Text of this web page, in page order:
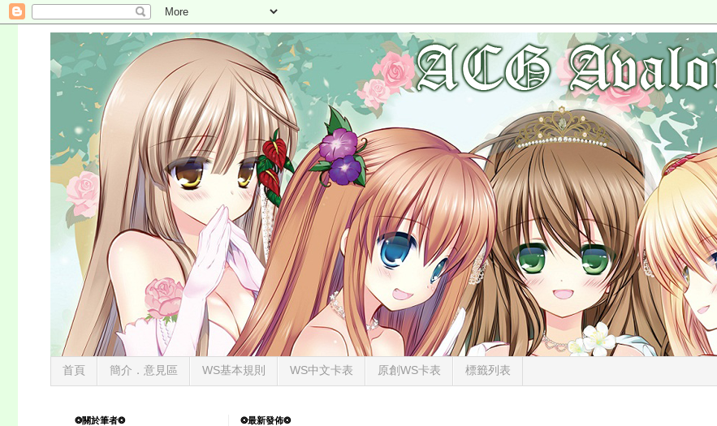
首頁 簡介．意見區 WS基本規則 WS中文卡表 原創WS卡表 標籤列表
❂最新發佈❂
❂關於筆者❂